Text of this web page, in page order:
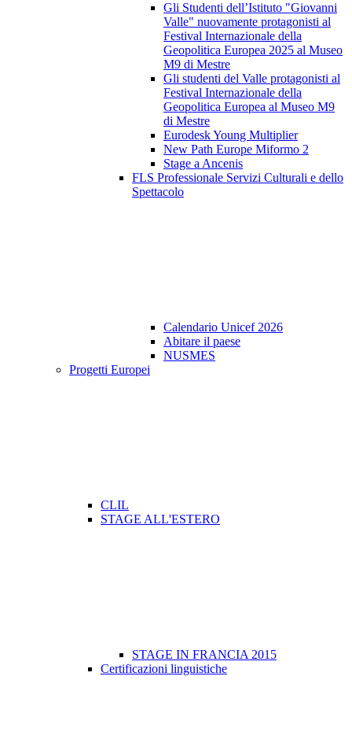
Gli Studenti dell’Istituto "Giovanni
Valle" nuovamente protagonisti al
Festival Internazionale della
Geopolitica Europea 2025 al Museo
M9 di Mestre
Gli studenti del Valle protagonisti al
Festival Internazionale della
Geopolitica Europea al Museo M9
di Mestre
Eurodesk Young Multiplier
New Path Europe Miformo 2
Stage a Ancenis
FLS Professionale Servizi Culturali e dello
Spettacolo
Calendario Unicef 2026
Abitare il paese
NUSMES
Progetti Europei
CLIL
STAGE ALL'ESTERO
STAGE IN FRANCIA 2015
Certificazioni linguistiche